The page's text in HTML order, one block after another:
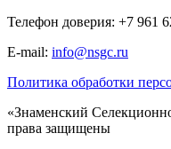
Телефон доверия: +7 961
E-mail: info@nsgc.ru
Политика обработки
«Знаменский
права защищены